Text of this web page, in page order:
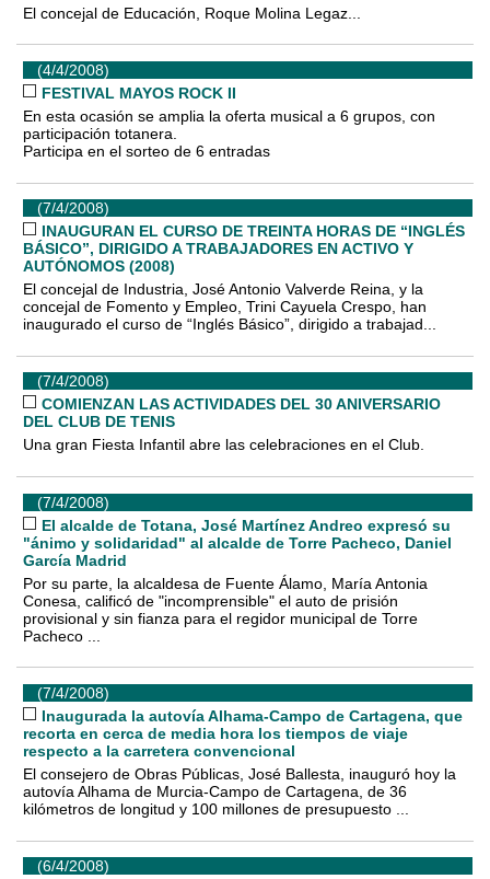
El concejal de Educación, Roque Molina Legaz...
(4/4/2008)
FESTIVAL MAYOS ROCK II
En esta ocasión se amplia la oferta musical a 6 grupos, con
participación totanera.
Participa en el sorteo de 6 entradas
(7/4/2008)
INAUGURAN EL CURSO DE TREINTA HORAS DE “INGLÉS
BÁSICO”, DIRIGIDO A TRABAJADORES EN ACTIVO Y
AUTÓNOMOS (2008)
El concejal de Industria, José Antonio Valverde Reina, y la
concejal de Fomento y Empleo, Trini Cayuela Crespo, han
inaugurado el curso de “Inglés Básico”, dirigido a trabajad...
(7/4/2008)
COMIENZAN LAS ACTIVIDADES DEL 30 ANIVERSARIO
DEL CLUB DE TENIS
Una gran Fiesta Infantil abre las celebraciones en el Club.
(7/4/2008)
El alcalde de Totana, José Martínez Andreo expresó su
"ánimo y solidaridad" al alcalde de Torre Pacheco, Daniel
García Madrid
Por su parte, la alcaldesa de Fuente Álamo, María Antonia
Conesa, calificó de "incomprensible" el auto de prisión
provisional y sin fianza para el regidor municipal de Torre
Pacheco ...
(7/4/2008)
Inaugurada la autovía Alhama-Campo de Cartagena, que
recorta en cerca de media hora los tiempos de viaje
respecto a la carretera convencional
El consejero de Obras Públicas, José Ballesta, inauguró hoy la
autovía Alhama de Murcia-Campo de Cartagena, de 36
kilómetros de longitud y 100 millones de presupuesto ...
(6/4/2008)